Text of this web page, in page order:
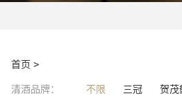
首页 >
清酒品牌： 不限 三冠 贺茂